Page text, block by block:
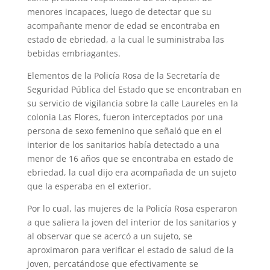
menores incapaces, luego de detectar que su
acompañante menor de edad se encontraba en
estado de ebriedad, a la cual le suministraba las
bebidas embriagantes.
Elementos de la Policía Rosa de la Secretaría de
Seguridad Pública del Estado que se encontraban en
su servicio de vigilancia sobre la calle Laureles en la
colonia Las Flores, fueron interceptados por una
persona de sexo femenino que señaló que en el
interior de los sanitarios había detectado a una
menor de 16 años que se encontraba en estado de
ebriedad, la cual dijo era acompañada de un sujeto
que la esperaba en el exterior.
Por lo cual, las mujeres de la Policía Rosa esperaron
a que saliera la joven del interior de los sanitarios y
al observar que se acercó a un sujeto, se
aproximaron para verificar el estado de salud de la
joven, percatándose que efectivamente se